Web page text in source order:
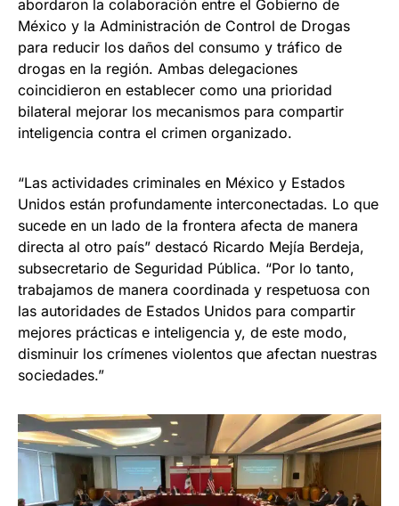
abordaron la colaboración entre el Gobierno de
México y la Administración de Control de Drogas
para reducir los daños del consumo y tráfico de
drogas en la región. Ambas delegaciones
coincidieron en establecer como una prioridad
bilateral mejorar los mecanismos para compartir
inteligencia contra el crimen organizado.
“Las actividades criminales en México y Estados
Unidos están profundamente interconectadas. Lo que
sucede en un lado de la frontera afecta de manera
directa al otro país” destacó Ricardo Mejía Berdeja,
subsecretario de Seguridad Pública. “Por lo tanto,
trabajamos de manera coordinada y respetuosa con
las autoridades de Estados Unidos para compartir
mejores prácticas e inteligencia y, de este modo,
disminuir los crímenes violentos que afectan nuestras
sociedades.”